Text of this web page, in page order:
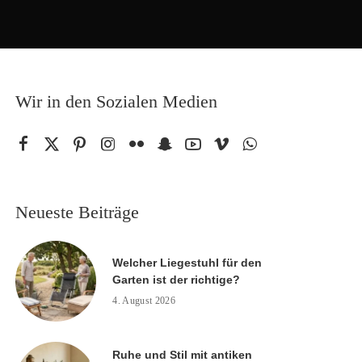
Wir in den Sozialen Medien
Neueste Beiträge
Welcher Liegestuhl für den
Garten ist der richtige?
4. August 2026
Ruhe und Stil mit antiken